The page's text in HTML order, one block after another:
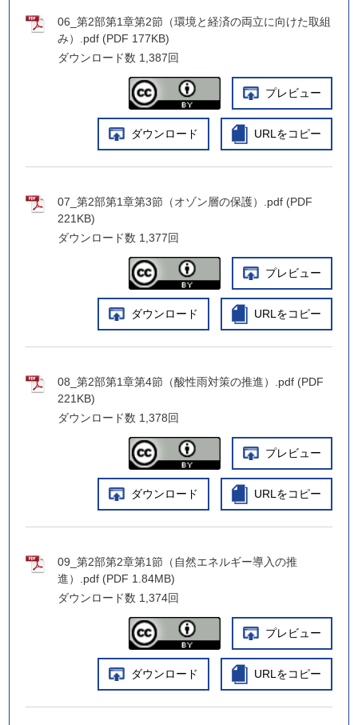
06_第2部第1章第2節（環境と経済の両立に向けた取組
み）.pdf (PDF 177KB)
ダウンロード数 1,387回
プレビュー
ダウンロード URLをコピー
07_第2部第1章第3節（オゾン層の保護）.pdf (PDF
221KB)
ダウンロード数 1,377回
プレビュー
ダウンロード URLをコピー
08_第2部第1章第4節（酸性雨対策の推進）.pdf (PDF
221KB)
ダウンロード数 1,378回
プレビュー
ダウンロード URLをコピー
09_第2部第2章第1節（自然エネルギー導入の推
進）.pdf (PDF 1.84MB)
ダウンロード数 1,374回
プレビュー
ダウンロード URLをコピー